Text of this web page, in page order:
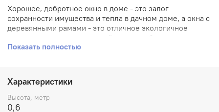
Хорошее, добротное окно в доме - это залог
сохранности имущества и тепла в дачном доме, а окна с
деревянными рамами - это отличное экологичное
Конечно, деревянные окна требуют дополнительного
Микропоры, которые находятся в древесине медленно
пропускают свежий воздух в дом, даже при плотно
закрытых рамах, тем самым обеспечивается
естесственное проветривание помещения. Деревянные
Показать полностью
Характеристики
Высота, метр
0,6